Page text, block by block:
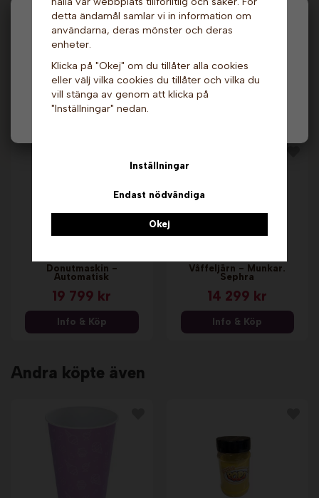
Hej och välkommen till Gottes!
moms) eller företag (exkl. moms) för hur våra priser
ska visas.
Privat
69 299 kr
Info & Köp
7 149 kr
Donutmaskin -
Automatisk
19 799 kr
Info & Köp
Våffeljärn - Munkar.
Sephra
14 299 kr
Info & Köp
Andra köpte även
detta ändamål samlar vi in information om
användarna, deras mönster och deras
enheter.
Klicka på "Okej" om du tillåter alla cookies
eller välj vilka cookies du tillåter och vilka du
vill stänga av genom att klicka på
"Inställningar" nedan.
Inställningar
Endast nödvändiga
Okej